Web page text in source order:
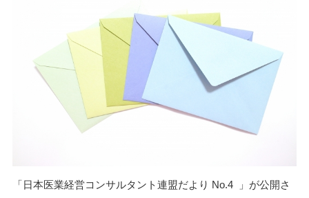
「日本医業経営コンサルタント連盟だより No.4 」が公開さ